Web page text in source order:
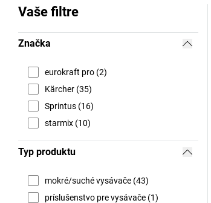
Vaše filtre
Značka
eurokraft pro (2)
Kärcher (35)
Sprintus (16)
starmix (10)
Typ produktu
mokré/suché vysávače (43)
príslušenstvo pre vysávače (1)